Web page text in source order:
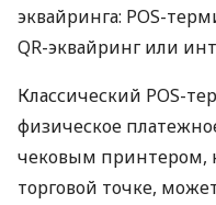
эквайринга: POS-
QR-эквайринг или
Классический POS-
физическое
чековым принтером,
торговой точке,